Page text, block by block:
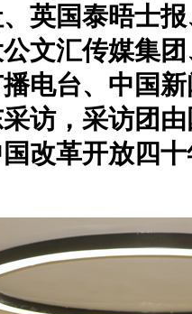
英国泰晤士
文汇传媒集
电台、中国
访，采访团
改革开放四